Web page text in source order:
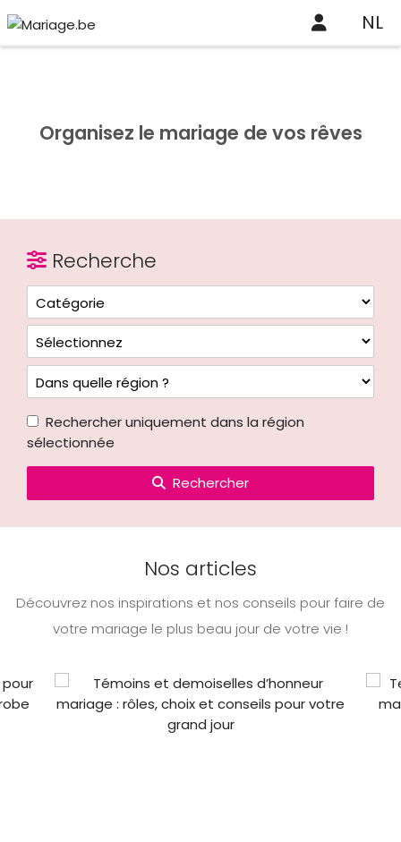
NL
Organisez le mariage de vos rêves
Recherche
Rechercher uniquement dans la région
sélectionnée
Rechercher
Nos articles
Découvrez nos inspirations et nos conseils pour faire de
votre mariage le plus beau jour de votre vie !